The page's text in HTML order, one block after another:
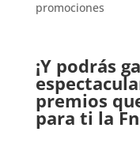
promociones
¡Y podrás
premios
para ti la